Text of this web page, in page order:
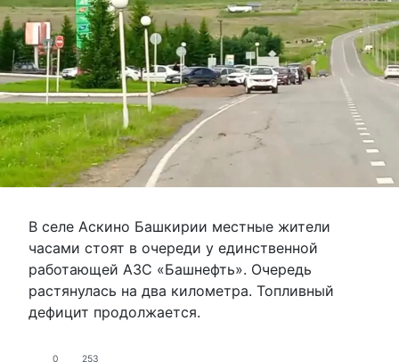
В селе Аскино Башкирии местные жители
часами стоят в очереди у единственной
работающей АЗС «Башнефть». Очередь
растянулась на два километра. Топливный
дефицит продолжается.
0 253